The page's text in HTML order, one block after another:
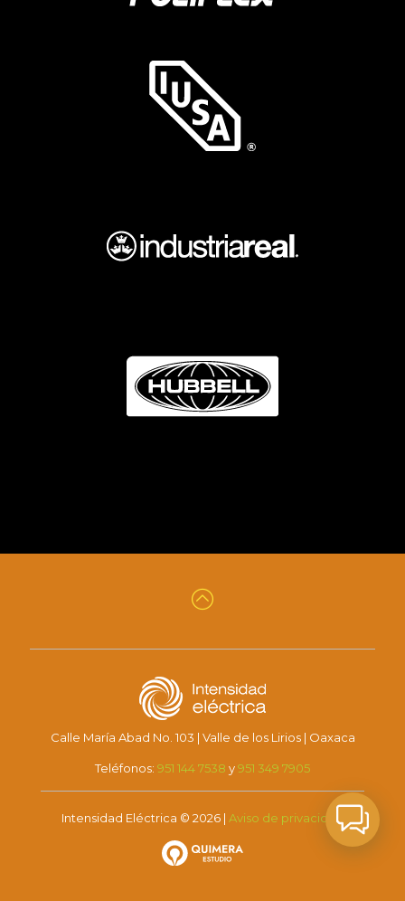
Calle María Abad No. 103 | Valle de los Lirios | Oaxaca
Teléfonos: 951 144 7538 y951 349 7905
Intensidad Eléctrica © 2026 | Aviso de privacidad